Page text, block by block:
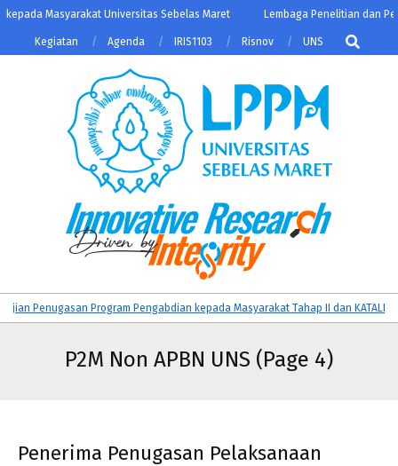
Skip
content
Masyarakat Universitas Sebelas Maret Lembaga Penelitian dan
Kegiatan Agenda IRIS1103 Risnov UNS
Search
LPPM
UNS
Primary
Navigation
Program Pengabdian kepada Masyarakat Tahap II dan KATALIS Dana
P2M Non APBN UNS (Page 4)
Penerima Penugasan Pelaksanaan